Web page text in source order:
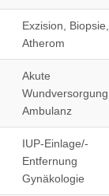
Exzision, Biopsie,
Atherom
Akute
Ambulanz
IUP-Einlage/-
Entfernung
Gynäkologie